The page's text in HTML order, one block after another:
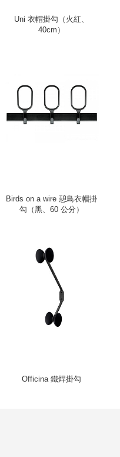
Uni 衣帽掛勾（火紅、
40cm）
Birds on a wire 憩鳥衣帽掛
勾（黑、60 公分）
Officina 鐵焊掛勾